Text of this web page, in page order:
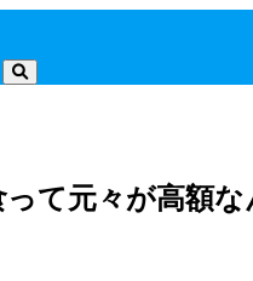
って元々が高額